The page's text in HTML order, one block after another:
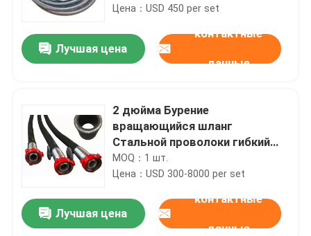
крюк Нержавеющая стальная
Цена：USD 450 per set
Лучшая цена
контактные
данные
2 дюйма Бурение
вращающийся шланг
Стальной проволоки гибкий
шланг Для нефтяного
месторождения хорошо
высоком давлении высокой
прочности
MOQ：1 шт.
Цена：USD 300-8000 per set
Лучшая цена
контактные
данные